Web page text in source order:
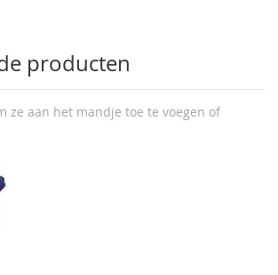
producten
ze aan het mandje toe te voegen of